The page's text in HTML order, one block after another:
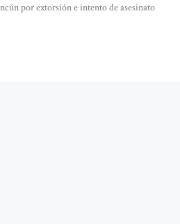
por extorsión e intento de asesinato